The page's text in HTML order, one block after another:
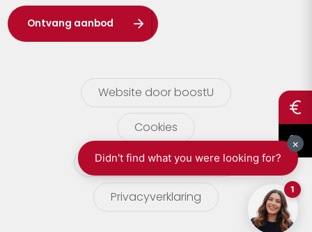
Wuustwezel
Zoersel
Ontvang aanbod
Website door boostU
Cookies
gebruikersvoorwaarden
Privacyverklaring